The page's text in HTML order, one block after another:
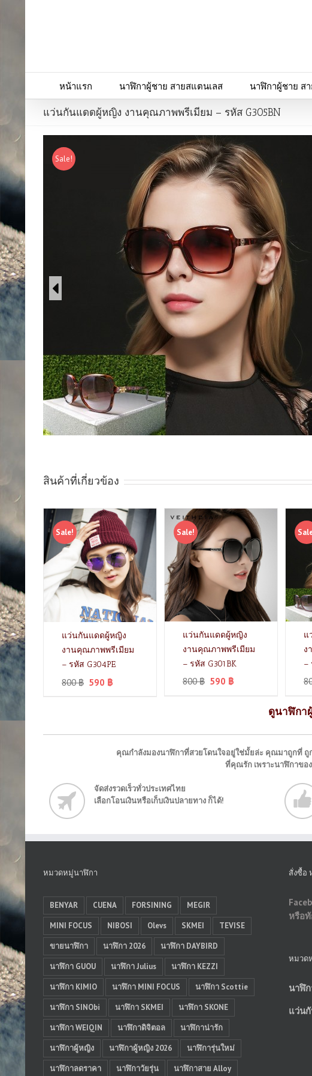
หน้าแรก นาฬิกาผู้ชาย สายสแตนเลส นาฬิกาผู้ชาย ส
แว่นกันแดดผู้หญิง งานคุณภาพพรีเมียม – รหัส G305BN
Sale!
สินค้าที่เกี่ยวข้อง
Sale!
แว่นกันแดดผู้หญิง
งานคุณภาพพรีเมียม
– รหัส G304PE
800฿ 590 ฿
Sale!
แว่นกันแดดผู้หญิง
งานคุณภาพพรีเมียม
– รหัส G301BK
800฿ 590 ฿
แ
ง
–
ดูนาฬิกา
คุณกำลังมองนาฬิกาที่สวยโดนใจอยู่ใช่มั้ยล่ะ คุณมาถูกที่ ถู
ที่คุณรัก เพราะนาฬิกาขอ
จัดส่งรวดเร็วทั่วประเทศไทย
เลือกโอนเงินหรือเก็บเงินปลายทาง ก็ได้!
หมวดหมู่นาฬิกา
BENYAR CUENA FORSINING
MEGIR
MINI FOCUS
NIBOSI Olevs SKMEI
TEVISE
ขายนาฬิกา
นาฬิกา 2026
นาฬิกา DAYBIRD
นาฬิกา GUOU
นาฬิกา Julius
นาฬิกา KEZZI
นาฬิกา KIMIO
นาฬิกา MINI FOCUS
นาฬิกา Scottie
นาฬิกา SINObi
นาฬิกา SKMEI
นาฬิกา SKONE
นาฬิกา WEIQIN
นาฬิกาดิจิตอล
นาฬิกาน่ารัก
นาฬิกาผู้หญิง
นาฬิกาผู้หญิง 2026
นาฬิการุ่นใหม่
นาฬิกาลดราคา
นาฬิกาวัยรุ่น นาฬิกาสาย Alloy
สั่งซื้อ
หรือ
หมวด
นาฬิ
แว่น